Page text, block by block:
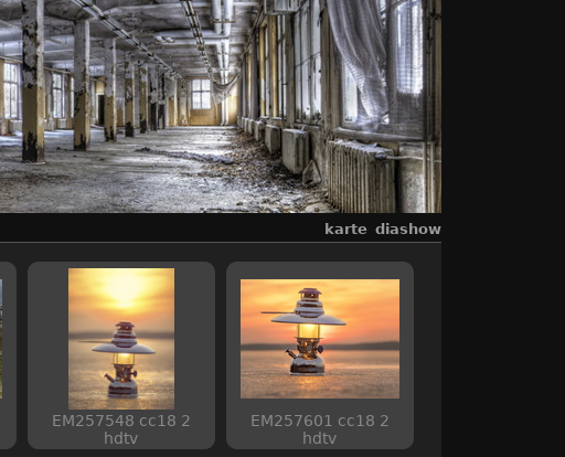
karte diashow
EM257548 cc18 2
hdtv
EM257601 cc18 2
hdtv